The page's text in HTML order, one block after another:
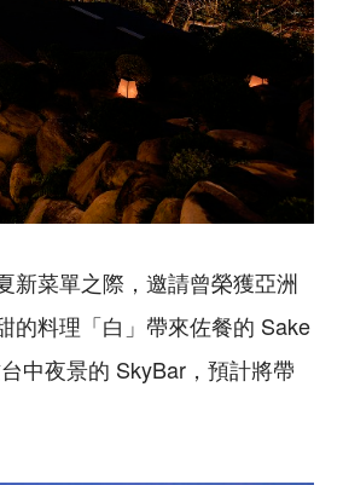
新菜單之際，邀請曾榮獲亞洲
的料理「白」帶來佐餐的 Sake
中夜景的 SkyBar，預計將帶